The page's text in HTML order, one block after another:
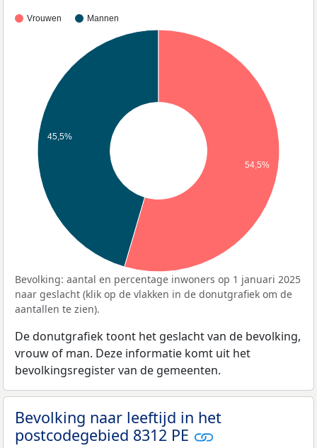
Vrouwen Mannen
45,5%
54,5%
Bevolking: aantal en percentage inwoners op 1 januari 2025
naar geslacht (klik op de vlakken in de donutgrafiek om de
aantallen te zien).
De donutgrafiek toont het geslacht van de bevolking,
vrouw of man. Deze informatie komt uit het
bevolkingsregister van de gemeenten.
Bevolking naar leeftijd in het
postcodegebied 8312 PE